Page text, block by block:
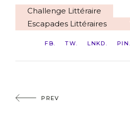
Challenge Littéraire
Escapades Littéraires
FB TW LNKD PIN
PREV